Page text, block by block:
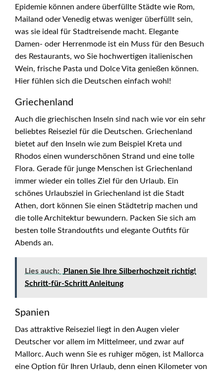
Epidemie können andere überfüllte Städte wie Rom,
Mailand oder Venedig etwas weniger überfüllt sein,
was sie ideal für Stadtreisende macht. Elegante
Damen- oder Herrenmode ist ein Muss für den Besuch
des Restaurants, wo Sie hochwertigen italienischen
Wein, frische Pasta und Dolce Vita genießen können.
Hier fühlen sich die Deutschen einfach wohl!
Griechenland
Auch die griechischen Inseln sind nach wie vor ein sehr
beliebtes Reiseziel für die Deutschen. Griechenland
bietet auf den Inseln wie zum Beispiel Kreta und
Rhodos einen wunderschönen Strand und eine tolle
Flora. Gerade für junge Menschen ist Griechenland
immer wieder ein tolles Ziel für den Urlaub. Ein
schönes Urlaubsziel in Griechenland ist die Stadt
Athen, dort können Sie einen Städtetrip machen und
die tolle Architektur bewundern. Packen Sie sich am
besten tolle Strandoutfits und elegante Outfits für
Abends an.
Lies auch:
Planen Sie Ihre Silberhochzeit richtig!
Schritt-für-Schritt Anleitung
Spanien
Das attraktive Reiseziel liegt in den Augen vieler
Deutscher vor allem im Mittelmeer, und zwar auf ​​
Mallorc. Auch wenn Sie es ruhiger mögen, ist Mallorca
eine Option für Ihren Urlaub, denn einen Kilometer von